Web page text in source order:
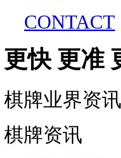
CONTACT
更快 更准
棋牌业界资
棋牌资讯